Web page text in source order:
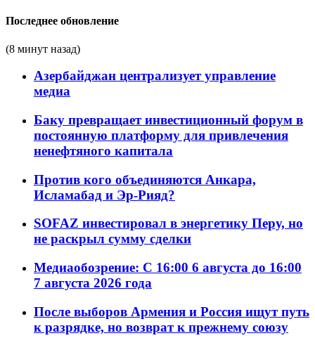
Последнее обновление
(8 минут назад)
Азербайджан централизует управление
медиа
Баку превращает инвестиционный форум в
постоянную платформу для привлечения
ненефтяного капитала
Против кого объединяются Анкара,
Исламабад и Эр-Рияд?
SOFAZ инвестировал в энергетику Перу, но
не раскрыл сумму сделки
Медиаобозрение: С 16:00 6 августа до 16:00
7 августа 2026 года
После выборов Армения и Россия ищут путь
к разрядке, но возврат к прежнему союзу